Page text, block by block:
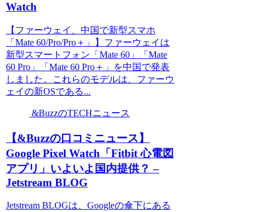
Watch
【ファーウェイ、中国で新型スマホ
「Mate 60/Pro/Pro＋」】ファーウェイは
新型スマートフォン「Mate 60」「Mate
60 Pro」「Mate 60 Pro＋」を中国で発表
しました。これらのモデルは、ファーウ
ェイの新OSである...
&BuzzのTECHニュース
【&Buzzの口コミニュース】
Google Pixel Watch「Fitbit 心電図
アプリ」いよいよ国内提供？ –
Jetstream BLOG
Jetstream BLOGは、Googleの傘下にある